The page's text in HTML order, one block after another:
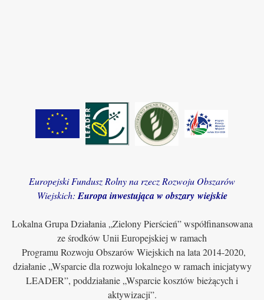
Europejski Fundusz Rolny na rzecz Rozwoju Obszarów
Wiejskich: Europa inwestująca w obszary wiejskie
Lokalna Grupa Działania „Zielony Pierścień” współfinansowana
ze środków Unii Europejskiej w ramach
Programu Rozwoju Obszarów Wiejskich na lata 2014-2020,
działanie „Wsparcie dla rozwoju lokalnego w ramach inicjatywy
LEADER”, poddziałanie „Wsparcie kosztów bieżących i
aktywizacji”.